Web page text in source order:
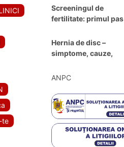
te
Screeningul de
fertilitate: primul pas
Hernia de disc –
simptome, cauze,
moderne de
ANPC